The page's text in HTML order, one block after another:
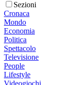
Sezioni
Cronaca
Mondo
Economia
Politica
Spettacolo
Televisione
People
Lifestyle